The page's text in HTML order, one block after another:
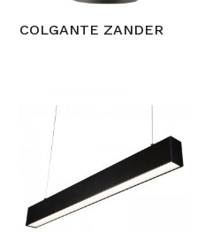
COLGANTE ZANDER